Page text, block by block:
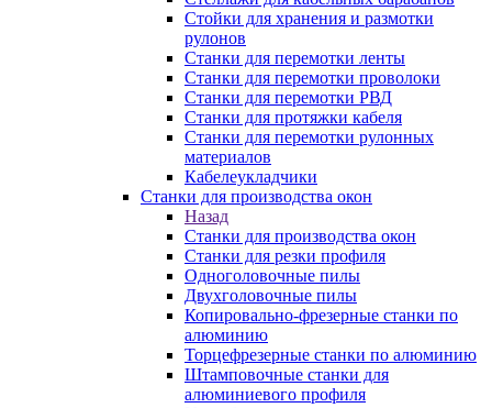
Стойки для хранения и размотки
рулонов
Станки для перемотки ленты
Станки для перемотки проволоки
Станки для перемотки РВД
Станки для протяжки кабеля
Станки для перемотки рулонных
материалов
Кабелеукладчики
Станки для производства окон
Назад
Станки для производства окон
Станки для резки профиля
Одноголовочные пилы
Двухголовочные пилы
Копировально-фрезерные станки по
алюминию
Торцефрезерные станки по алюминию
Штамповочные станки для
алюминиевого профиля